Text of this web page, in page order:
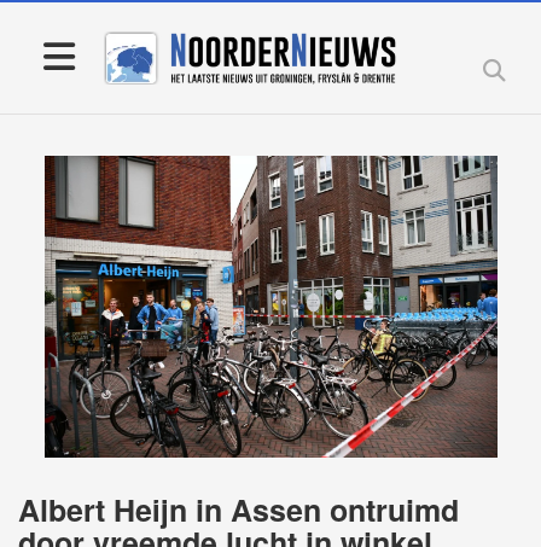
Albert Heijn in Assen ontruimd